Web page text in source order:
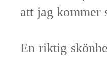
att jag kommer
En riktig